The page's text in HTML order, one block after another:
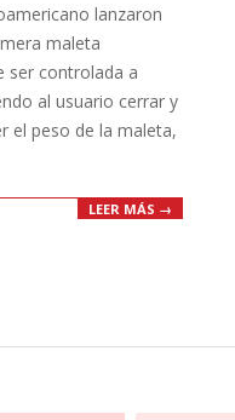
lanzaron
maleta
ser controlada a
al usuario cerrar y
el peso de la maleta,
LEER MÁS →